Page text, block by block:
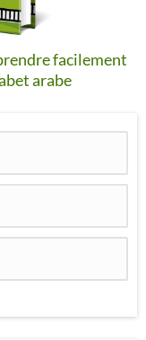
facilement
arabe